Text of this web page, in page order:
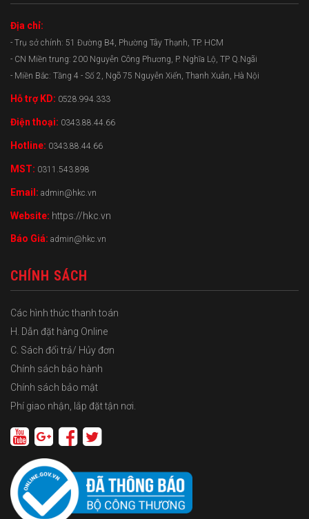
Địa chỉ:
- Trụ sở chính: 51 Đường B4, Phường Tây Thạnh, TP. HCM
- CN Miền trung: 200 Nguyễn Công Phương, P. Nghĩa Lộ, TP Q.Ngãi
- Miền Bắc: Tầng 4 - Số 2, Ngõ 75 Nguyễn Xiển, Thanh Xuân, Hà Nội
Hỗ trợ KD: 0528.994.333
Điện thoại: 0343.88.44.66
Hotline: 0343.88.44.66
MST: 0311.543.898
Email: admin@hkc.vn
Website: https://hkc.vn
Báo Giá: admin@hkc.vn
CHÍNH SÁCH
Các hình thức thanh toán
H. Dẫn đặt hàng Online
C. Sách đổi trả/ Hủy đơn
Chính sách bảo hành
Chính sách bảo mật
Phí giao nhận, lắp đặt tận nơi.